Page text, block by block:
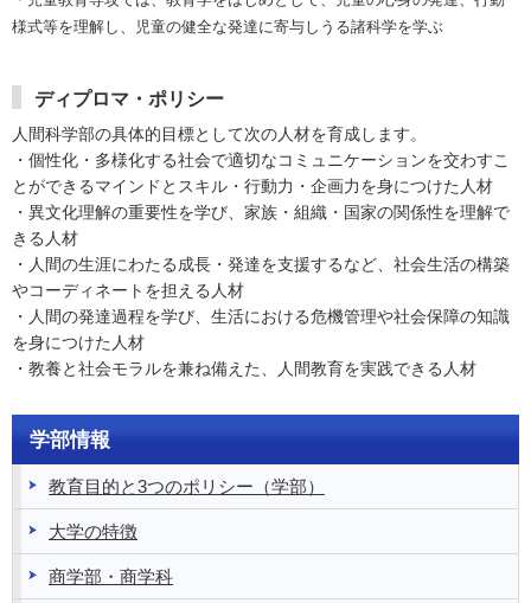
学部情報
教育目的と3つのポリシー（学部）
大学の特徴
商学部・商学科
様式等を理解し、児童の健全な発達に寄与しうる諸科学を学ぶ
ディプロマ・ポリシー
人間科学部の具体的目標として次の人材を育成します。
・個性化・多様化する社会で適切なコミュニケーションを交わすこ
とができるマインドとスキル・行動力・企画力を身につけた人材
・異文化理解の重要性を学び、家族・組織・国家の関係性を理解で
きる人材
・人間の生涯にわたる成長・発達を支援するなど、社会生活の構築
やコーディネートを担える人材
・人間の発達過程を学び、生活における危機管理や社会保障の知識
を身につけた人材
・教養と社会モラルを兼ね備えた、人間教育を実践できる人材